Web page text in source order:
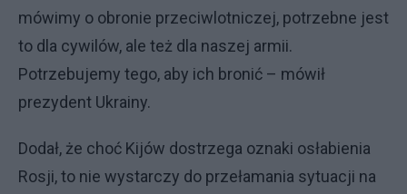
mówimy o obronie przeciwlotniczej, potrzebne jest
to dla cywilów, ale też dla naszej armii.
Potrzebujemy tego, aby ich bronić – mówił
prezydent Ukrainy.
Dodał, że choć Kijów dostrzega oznaki osłabienia
Rosji, to nie wystarczy do przełamania sytuacji na